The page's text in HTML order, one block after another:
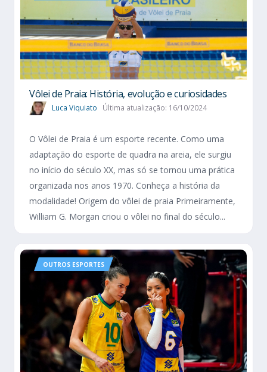
Vôlei de Praia: História, evolução e curiosidades
Luca Viquiato Última atualização: 16/10/2024
O Vôlei de Praia é um esporte recente. Como uma
adaptação do esporte de quadra na areia, ele surgiu
no início do século XX, mas só se tornou uma prática
organizada nos anos 1970. Conheça a história da
modalidade! Origem do vôlei de praia Primeiramente,
William G. Morgan criou o vôlei no final do século...
OUTROS ESPORTES